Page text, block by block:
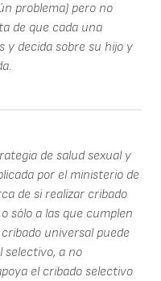
problema) pero no
de que cada una
y decida sobre su hijo y
de salud sexual y
por el ministerio de
de si realizar cribado
sólo a las que cumplen
universal puede
a no
el cribado selectivo